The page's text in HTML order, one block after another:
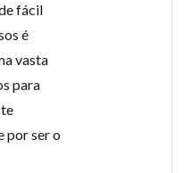
fácil
é
vasta
para
por ser o